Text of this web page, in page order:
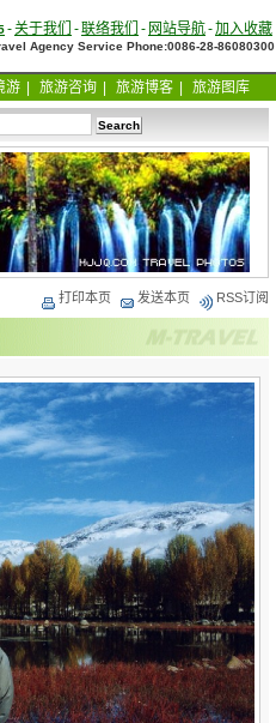
-关于我们 -联络我们 - 网站导航-加入收藏
Agency Service Phone:0086-28-86080300
游 旅游咨询 旅游博客 旅游图库
打印本页 发送本页 RSS订阅